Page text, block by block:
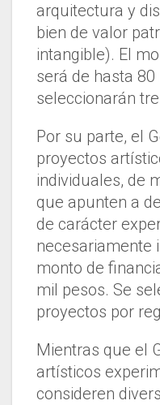
arquitectura y
bien de valor
intangible). El
será de hasta
seleccionarán
Por su parte, el
proyectos
individuales, de
que apunten a
de carácter
necesariamente
monto de
mil pesos. Se
proyectos por
Mientras que el
artísticos
consideren